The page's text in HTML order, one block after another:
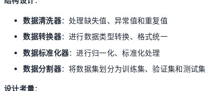
数据清洗器：处理缺失值、异常值和重复值
数据转换器：进行数据类型转换、格式统一
数据标准化器：进行归一化、标准化处理
数据分割器：将数据集划分为训练集、验证集和测试集